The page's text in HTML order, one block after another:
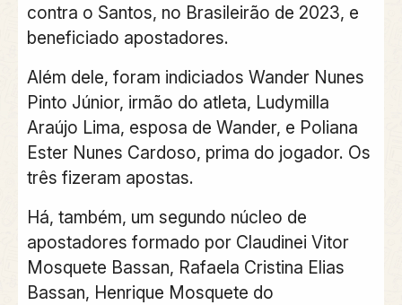
contra o Santos, no Brasileirão de 2023, e
beneficiado apostadores.
Além dele, foram indiciados Wander Nunes
Pinto Júnior, irmão do atleta, Ludymilla
Araújo Lima, esposa de Wander, e Poliana
Ester Nunes Cardoso, prima do jogador. Os
três fizeram apostas.
Há, também, um segundo núcleo de
apostadores formado por Claudinei Vitor
Mosquete Bassan, Rafaela Cristina Elias
Bassan, Henrique Mosquete do